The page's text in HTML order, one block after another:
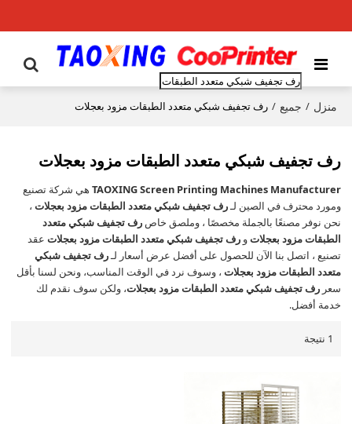
منزل / جميع / رف تجفيف شبكي متعدد الطبقات مزود بعجلات
رف تجفيف شبكي متعدد الطبقات مزود بعجلات
TAOXING Screen Printing Machines Manufacturer هي شركة تصنيع
ومورد محترف في الصين لـرف تجفيف شبكي متعدد الطبقات مزود بعجلات ،
نحن نوفر مصنعًا بالجملة مخصصًا ، وملصق خاصرف تجفيف شبكي متعدد
الطبقات مزود بعجلاتورف تجفيف شبكي متعدد الطبقات مزود بعجلات عقد
تصنيع ، اتصل بنا الآن للحصول على أفضل عرض أسعار لـرف تجفيف شبكي
متعدد الطبقات مزود بعجلات ، وسوف نرد في الوقت المناسب، ونحن لسنا بأقل
سعررف تجفيف شبكي متعدد الطبقات مزود بعجلات، ولكن سوف نقدم لك
خدمة أفضل.
1 نتيجة